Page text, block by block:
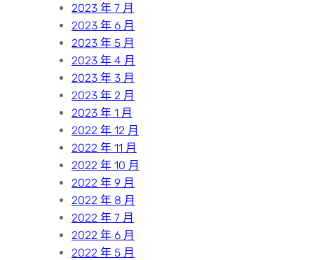
2023 年 7 月
2023 年 6 月
2023 年 5 月
2023 年 4 月
2023 年 3 月
2023 年 2 月
2023 年 1 月
2022 年 12 月
2022 年 11 月
2022 年 10 月
2022 年 9 月
2022 年 8 月
2022 年 7 月
2022 年 6 月
2022 年 5 月